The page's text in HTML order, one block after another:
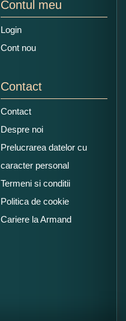
Contul meu
Login
Cont nou
Contact
Contact
Despre noi
Prelucrarea datelor cu
caracter personal
Termeni si conditii
Politica de cookie
Cariere la Armand